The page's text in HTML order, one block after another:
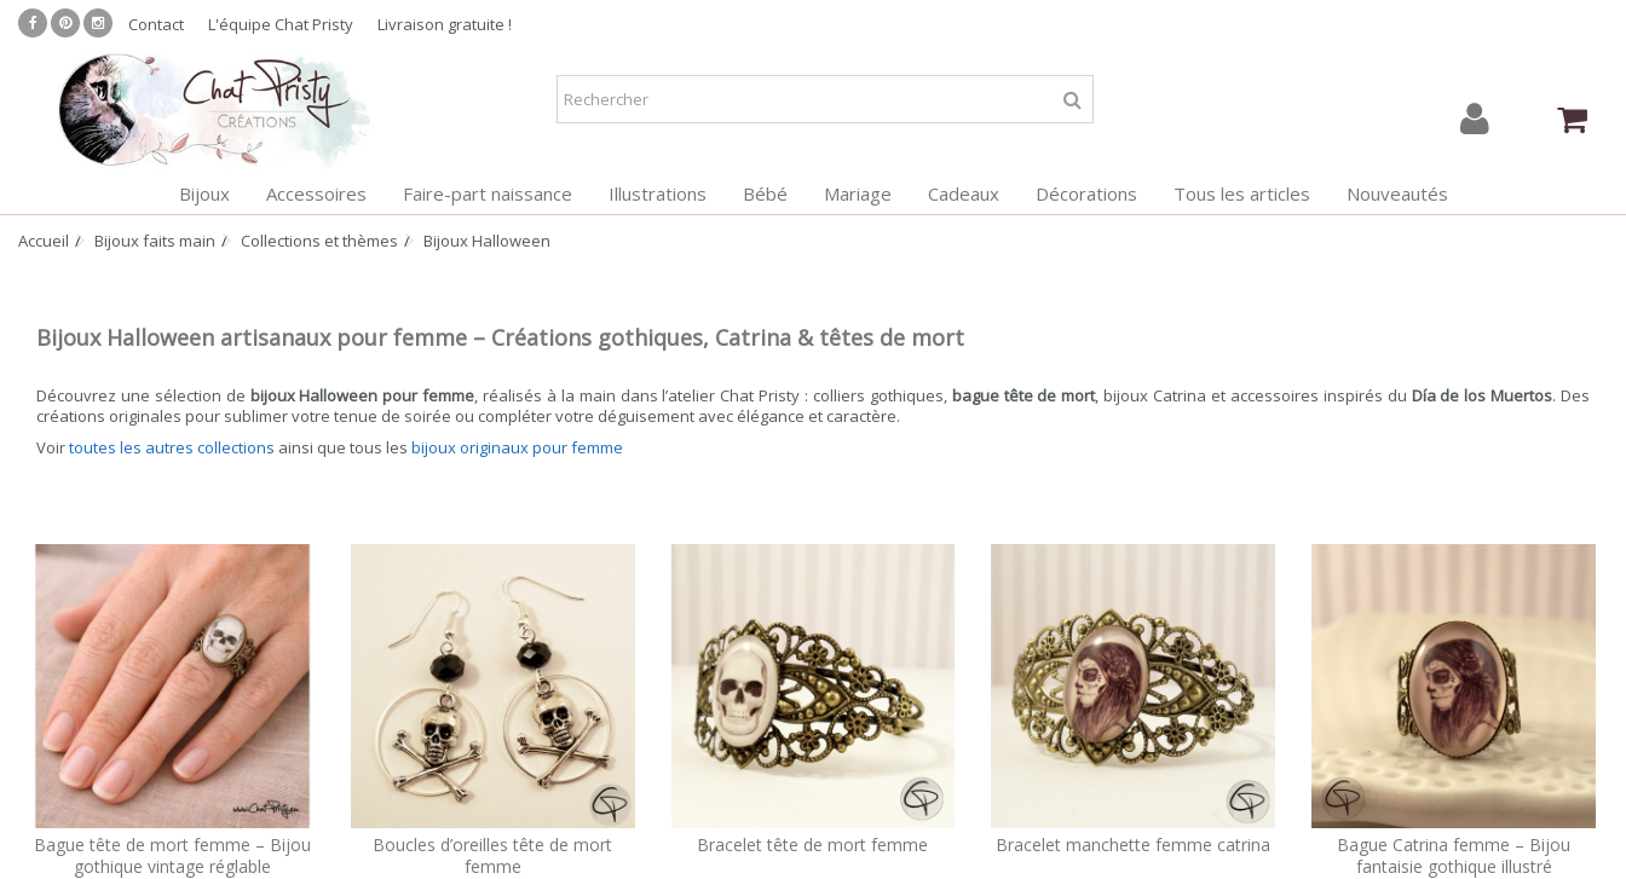
Contact L'équipe Chat Pristy Livraison gratuite !
Bijoux Accessoires Faire-part naissance Illustrations Bébé Mariage Cadeaux Décorations Tous les articles Nouveautés
Accueil Bijoux faits main Collections et thèmes Bijoux Halloween
Bijoux Halloween artisanaux pour femme – Créations gothiques, Catrina & têtes de mort
Découvrez une sélection de bijoux Halloween pour femme, réalisés à la main dans l’atelier Chat Pristy : colliers gothiques, bague tête de mort, bijoux Catrina et accessoires inspirés du Día de los Muertos. Des
créations originales pour sublimer votre tenue de soirée ou compléter votre déguisement avec élégance et caractère.
Voirtoutes les autres collections ainsi que tous les bijoux originaux pour femme
Bague tête de mort femme – Bijou
gothique vintage réglable
Boucles d’oreilles tête de mort
femme
Bracelet tête de mort femme Bracelet manchette femme catrina
Bague Catrina femme – Bijou
fantaisie gothique illustré